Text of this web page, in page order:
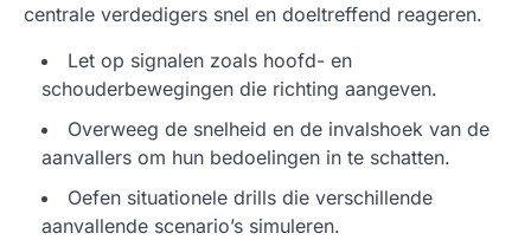
centrale verdedigers snel en doeltreffend reageren.
Let op signalen zoals hoofd- en
schouderbewegingen die richting aangeven.
Overweeg de snelheid en de invalshoek van de
aanvallers om hun bedoelingen in te schatten.
Oefen situationele drills die verschillende
aanvallende scenario’s simuleren.